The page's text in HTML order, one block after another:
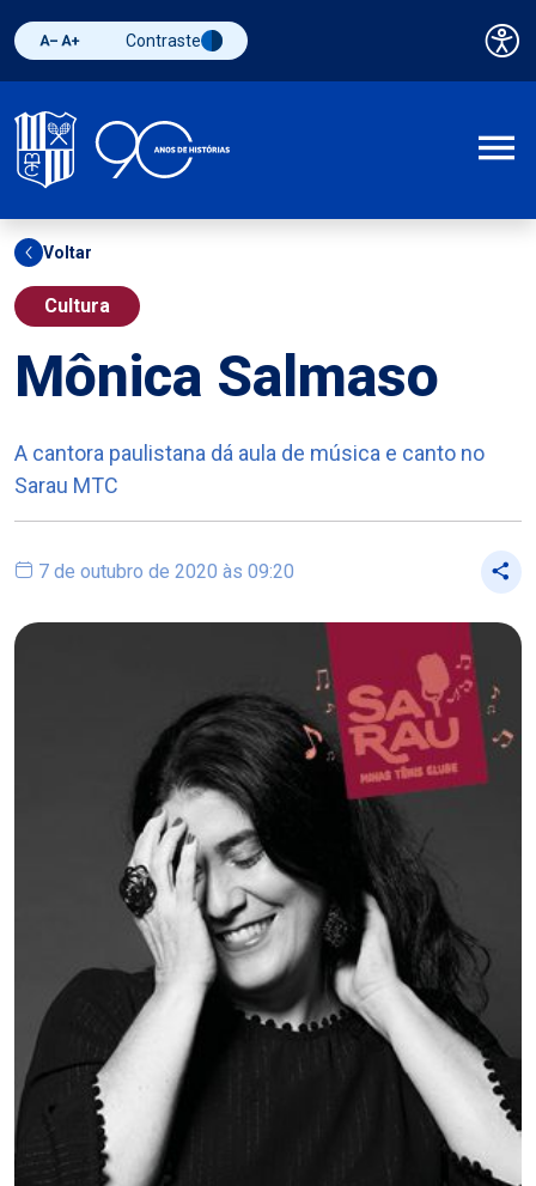
Diminuir fonte
Aumentar fonteAlternar contraste
Contraste
Voltar
Cultura
Mônica Salmaso
A cantora paulistana dá aula de música e canto no
Sarau MTC
7 de outubro de 2020 às 09:20